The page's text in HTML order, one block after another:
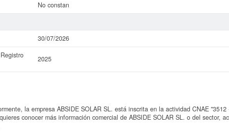
No constan
30/07/2026
2025
la empresa ABSIDE SOLAR SL. está inscrita en la actividad CNAE
conocer más información comercial de ABSIDE SOLAR SL. o del sector,